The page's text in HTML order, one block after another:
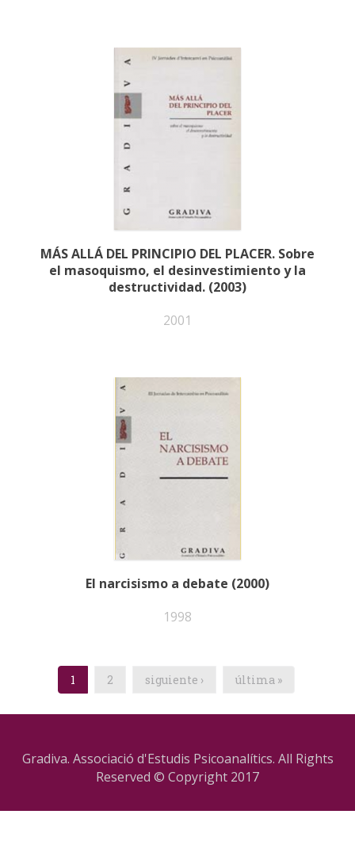
MÁS ALLÁ DEL PRINCIPIO DEL PLACER. Sobre
el masoquismo, el desinvestimiento y la
destructividad. (2003)
2001
El narcisismo a debate (2000)
1998
1 2 siguiente › última »
Gradiva. Associació d'Estudis Psicoanalítics. All Rights
Reserved © Copyright 2017